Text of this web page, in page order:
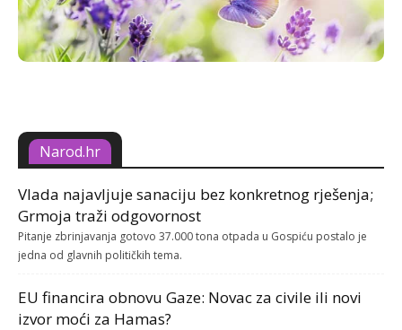
Narod.hr
Vlada najavljuje sanaciju bez konkretnog rješenja;
Grmoja traži odgovornost
Pitanje zbrinjavanja gotovo 37.000 tona otpada u Gospiću postalo je
jedna od glavnih političkih tema.
EU financira obnovu Gaze: Novac za civile ili novi
izvor moći za Hamas?